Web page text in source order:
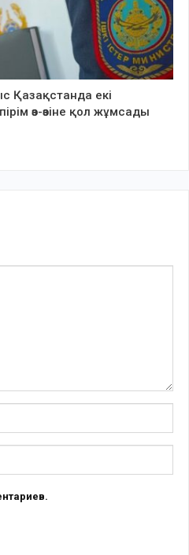
Қазақстанда екі
өз-өзіне қол жұмсады